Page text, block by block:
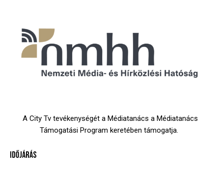
A City Tv tevékenységét a Médiatanács a Médiatanács
Támogatási Program keretében támogatja.
IDŐJÁRÁS